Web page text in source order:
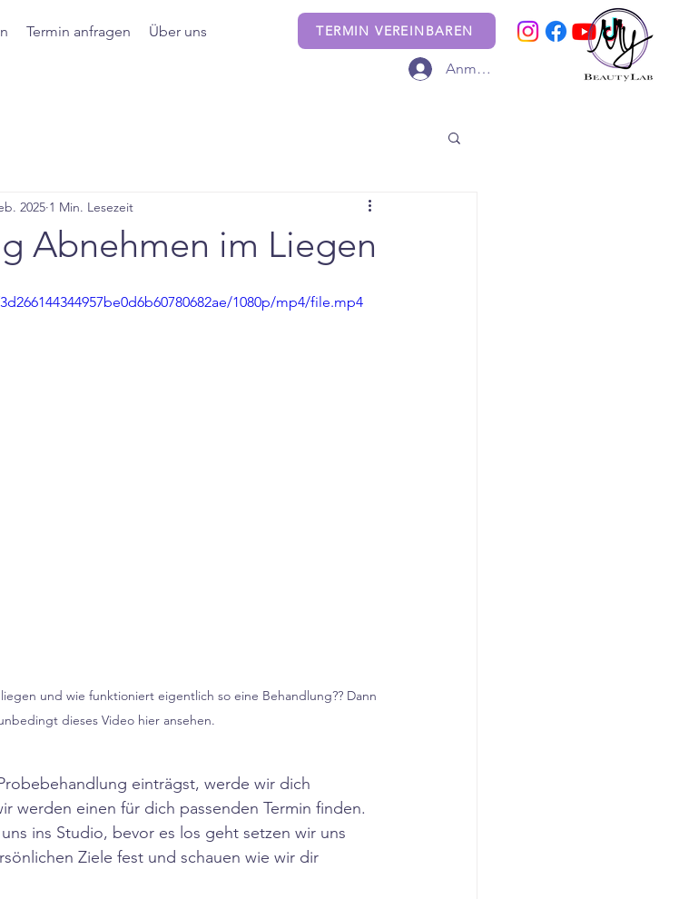
Termin anfragen Über uns TERMIN VEREINBAREN
Anmelden
Abnehmen im Liegen
2025 1 Min. Lesezeit
1080p/mp4/file.mp4
und wie funktioniert eigentlich so eine Behandlung?? Dann
dieses Video hier ansehen.
einträgst, werde wir dich
werden einen für dich passenden Termin finden.
ins Studio, bevor es los geht setzen wir uns
Ziele fest und schauen wie wir dir